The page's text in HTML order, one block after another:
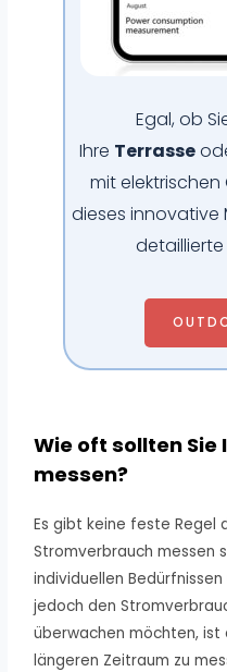
Egal, ob
Ihre Terrasse
mit
dieses innovative
Wie oft sollten
messen?
Es gibt keine feste Regel
Stromverbrauch messen
individuellen
jedoch den
überwachen möchten, ist
längeren Zeitraum zu